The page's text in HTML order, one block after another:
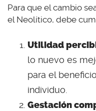
Para que el cambio
el Neolítico, debe
Utilidad
lo nuevo es
para el
individuo.
Gestación